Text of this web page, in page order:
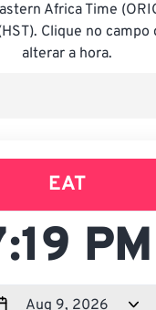
Africa Time
Clique no campo
alterar a hora.
EAT